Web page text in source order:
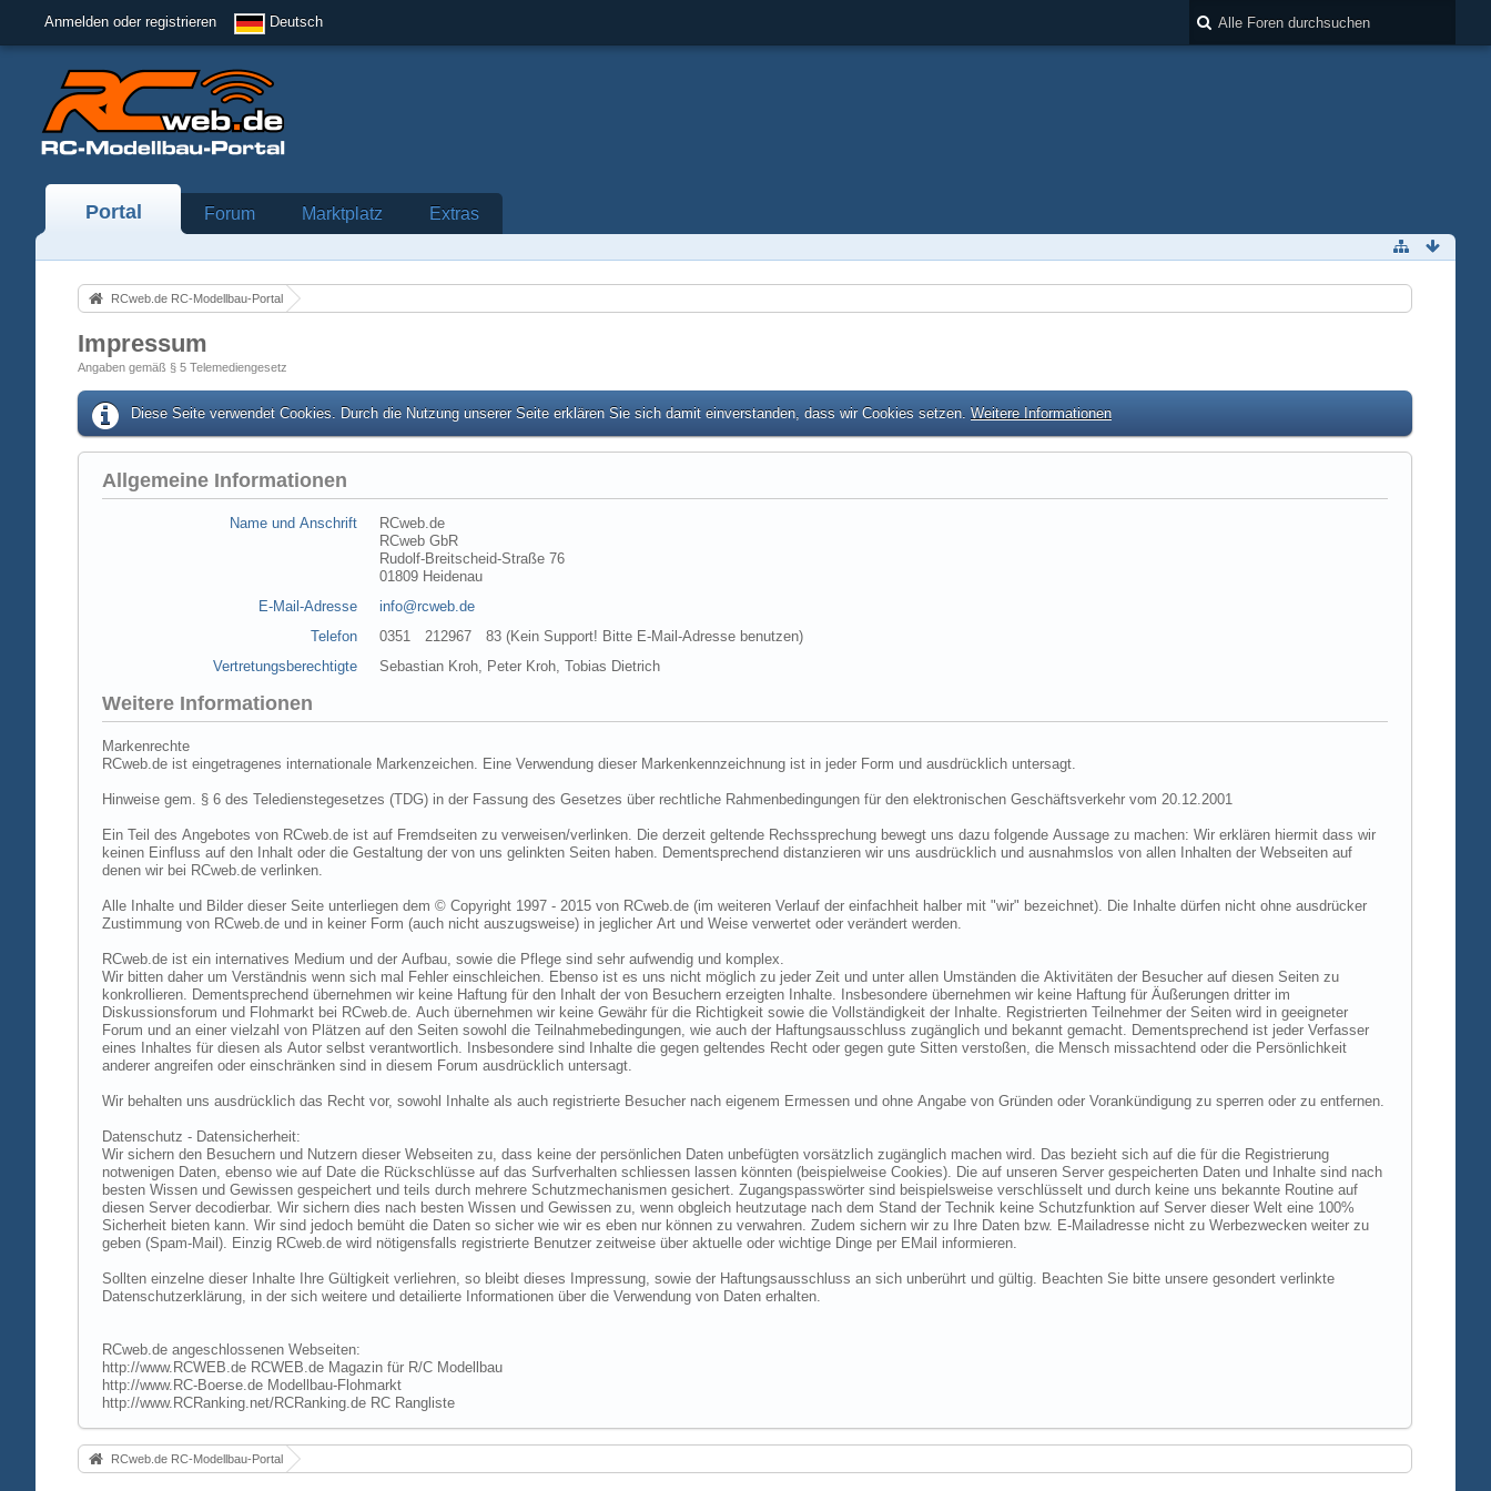
Anmelden oder registrieren Deutsch
Portal Forum Marktplatz Extras
RCweb.de RC-Modellbau-Portal
Impressum
Angaben gemäß § 5 Telemediengesetz
Diese Seite verwendet Cookies. Durch die Nutzung unserer Seite erklären Sie sich damit einverstanden, dass wir Cookies setzen. Weitere Informationen
Allgemeine Informationen
Name und Anschrift
RCweb.de
RCweb GbR
Rudolf-Breitscheid-Straße 76
01809 Heidenau
E-Mail-Adresse
info@rcweb.de
Telefon
0351 212967 83 (Kein Support! Bitte E-Mail-Adresse benutzen)
Vertretungsberechtigte
Sebastian Kroh, Peter Kroh, Tobias Dietrich
Weitere Informationen
Markenrechte
RCweb.de ist eingetragenes internationale Markenzeichen. Eine Verwendung dieser Markenkennzeichnung ist in jeder Form und ausdrücklich untersagt.
Hinweise gem. § 6 des Teledienstegesetzes (TDG) in der Fassung des Gesetzes über rechtliche Rahmenbedingungen für den elektronischen Geschäftsverkehr vom 20.12.2001
Ein Teil des Angebotes von RCweb.de ist auf Fremdseiten zu verweisen/verlinken. Die derzeit geltende Rechssprechung bewegt uns dazu folgende Aussage zu machen: Wir erklären hiermit dass wir
keinen Einfluss auf den Inhalt oder die Gestaltung der von uns gelinkten Seiten haben. Dementsprechend distanzieren wir uns ausdrücklich und ausnahmslos von allen Inhalten der Webseiten auf
denen wir bei RCweb.de verlinken.
Alle Inhalte und Bilder dieser Seite unterliegen dem © Copyright 1997 - 2015 von RCweb.de (im weiteren Verlauf der einfachheit halber mit "wir" bezeichnet). Die Inhalte dürfen nicht ohne ausdrücker
Zustimmung von RCweb.de und in keiner Form (auch nicht auszugsweise) in jeglicher Art und Weise verwertet oder verändert werden.
RCweb.de ist ein internatives Medium und der Aufbau, sowie die Pflege sind sehr aufwendig und komplex.
Wir bitten daher um Verständnis wenn sich mal Fehler einschleichen. Ebenso ist es uns nicht möglich zu jeder Zeit und unter allen Umständen die Aktivitäten der Besucher auf diesen Seiten zu
konkrollieren. Dementsprechend übernehmen wir keine Haftung für den Inhalt der von Besuchern erzeigten Inhalte. Insbesondere übernehmen wir keine Haftung für Äußerungen dritter im
Diskussionsforum und Flohmarkt bei RCweb.de. Auch übernehmen wir keine Gewähr für die Richtigkeit sowie die Vollständigkeit der Inhalte. Registrierten Teilnehmer der Seiten wird in geeigneter
Forum und an einer vielzahl von Plätzen auf den Seiten sowohl die Teilnahmebedingungen, wie auch der Haftungsausschluss zugänglich und bekannt gemacht. Dementsprechend ist jeder Verfasser
eines Inhaltes für diesen als Autor selbst verantwortlich. Insbesondere sind Inhalte die gegen geltendes Recht oder gegen gute Sitten verstoßen, die Mensch missachtend oder die Persönlichkeit
anderer angreifen oder einschränken sind in diesem Forum ausdrücklich untersagt.
Wir behalten uns ausdrücklich das Recht vor, sowohl Inhalte als auch registrierte Besucher nach eigenem Ermessen und ohne Angabe von Gründen oder Vorankündigung zu sperren oder zu entfernen.
Datenschutz - Datensicherheit:
Wir sichern den Besuchern und Nutzern dieser Webseiten zu, dass keine der persönlichen Daten unbefügten vorsätzlich zugänglich machen wird. Das bezieht sich auf die für die Registrierung
notwenigen Daten, ebenso wie auf Date die Rückschlüsse auf das Surfverhalten schliessen lassen könnten (beispielweise Cookies). Die auf unseren Server gespeicherten Daten und Inhalte sind nach
besten Wissen und Gewissen gespeichert und teils durch mehrere Schutzmechanismen gesichert. Zugangspasswörter sind beispielsweise verschlüsselt und durch keine uns bekannte Routine auf
diesen Server decodierbar. Wir sichern dies nach besten Wissen und Gewissen zu, wenn obgleich heutzutage nach dem Stand der Technik keine Schutzfunktion auf Server dieser Welt eine 100%
Sicherheit bieten kann. Wir sind jedoch bemüht die Daten so sicher wie wir es eben nur können zu verwahren. Zudem sichern wir zu Ihre Daten bzw. E-Mailadresse nicht zu Werbezwecken weiter zu
geben (Spam-Mail). Einzig RCweb.de wird nötigensfalls registrierte Benutzer zeitweise über aktuelle oder wichtige Dinge per EMail informieren.
Sollten einzelne dieser Inhalte Ihre Gültigkeit verliehren, so bleibt dieses Impressung, sowie der Haftungsausschluss an sich unberührt und gültig. Beachten Sie bitte unsere gesondert verlinkte
Datenschutzerklärung, in der sich weitere und detailierte Informationen über die Verwendung von Daten erhalten.
RCweb.de angeschlossenen Webseiten:
http://www.RCWEB.de RCWEB.de Magazin für R/C Modellbau
http://www.RC-Boerse.de Modellbau-Flohmarkt
http://www.RCRanking.net/RCRanking.de RC Rangliste
RCweb.de RC-Modellbau-Portal